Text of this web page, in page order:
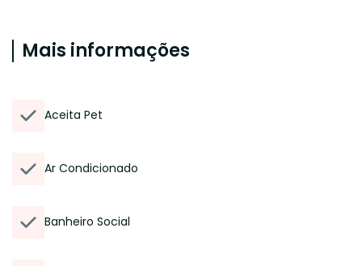
Mais informações
Aceita Pet
Ar Condicionado
Banheiro Social